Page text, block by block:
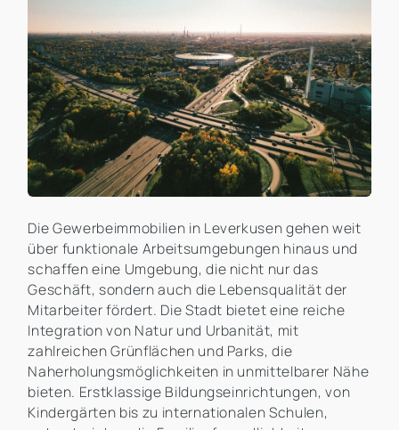
Die Gewerbeimmobilien in Leverkusen gehen weit
über funktionale Arbeitsumgebungen hinaus und
schaffen eine Umgebung, die nicht nur das
Geschäft, sondern auch die Lebensqualität der
Mitarbeiter fördert. Die Stadt bietet eine reiche
Integration von Natur und Urbanität, mit
zahlreichen Grünflächen und Parks, die
Naherholungsmöglichkeiten in unmittelbarer Nähe
bieten. Erstklassige Bildungseinrichtungen, von
Kindergärten bis zu internationalen Schulen,